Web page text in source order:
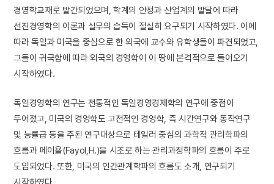
경영학교재로 발간되었으며, 학계의 안정과 산업계의 발달에 따라
선진경영학의 이론과 실무의 습득이 절실히 요구되기 시작하였다. 이에
따라 독일과 미국을 중심으로 한 외국에 교수와 유학생들이 파견되었고,
그들이 귀국함에 따라 외국의 경영학이 이 땅에 본격적으로 들어오기
시작하였다.
독일경영학의 연구는 전통적인 독일경영경제학의 연구에 중점이
두어졌고, 미국의 경영학도 고전적인 경영학, 즉 시간연구와 동작연구
및 능률급 등을 주된 연구대상으로 테일러 중심의 과학적 관리학파의
흐름과 페이욜(Fayol,H.)을 시조로 하는 관리과정학파의 흐름이 주로
도입되었다. 또한, 미국의 인간관계학파의 흐름도 소개, 연구되기
시작하였다.